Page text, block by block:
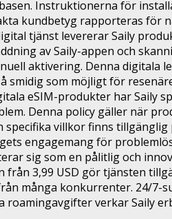
Instruktionerna för
kundbetyg rapporteras för
tjänst levererar Saily
av Saily-appen och
aktivering. Denna
smidig som möjligt för
eSIM-produkter har Saily
Denna policy gäller när
villkor finns
engagemang för
sig som en pålitlig och
3,99 USD gör tjänsten
många konkurrenter. 24/
verkar Saily